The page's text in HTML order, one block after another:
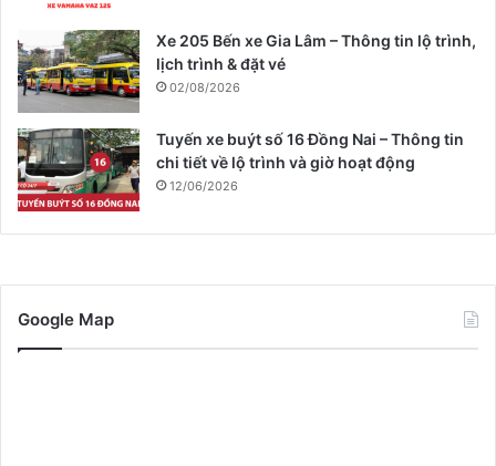
Xe 205 Bến xe Gia Lâm – Thông tin lộ trình,
lịch trình & đặt vé
02/08/2026
Tuyến xe buýt số 16 Đồng Nai – Thông tin
chi tiết về lộ trình và giờ hoạt động
12/06/2026
Google Map